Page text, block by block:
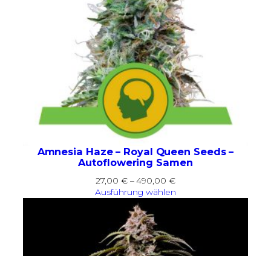
Amnesia Haze – Royal Queen Seeds –
Autoflowering Samen
27,00 € –490,00 €Preisspanne:
27,00 €
Ausführung wählen